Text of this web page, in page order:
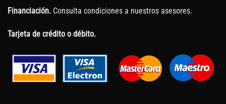
Financiación. Consulta condiciones a nuestros asesores.
Tarjeta de crédito o débito.